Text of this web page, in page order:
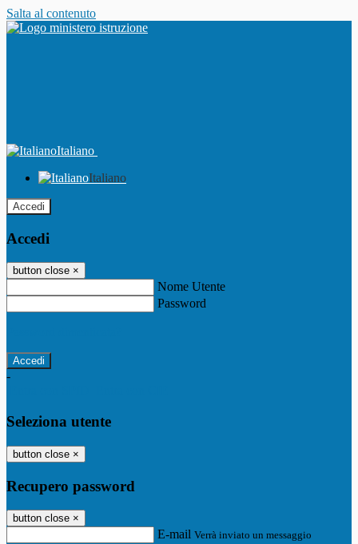
Salta al contenuto
Italiano
Italiano
Accedi
Accedi
button close ×
Nome Utente
Password
-
Seleziona utente
button close ×
Recupero password
button close ×
E-mail Verrà inviato un messaggio